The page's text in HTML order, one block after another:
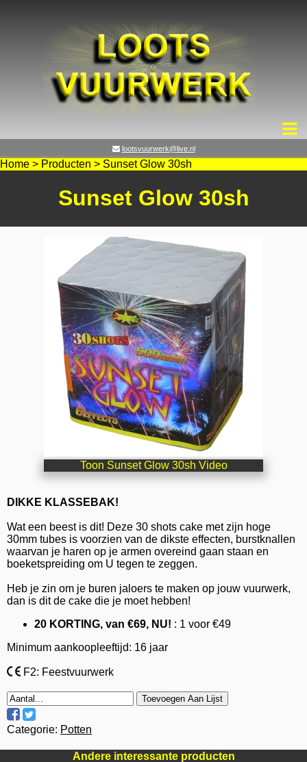
lootsvuurwerk@live.nl
Home > Producten > Sunset Glow 30sh
Sunset Glow 30sh
Toon Sunset Glow 30sh Video
DIKKE KLASSEBAK!
Wat een beest is dit! Deze 30 shots cake met zijn hoge
30mm tubes is voorzien van de dikste effecten, burstknallen
waarvan je haren op je armen overeind gaan staan en
boeketspreiding om U tegen te zeggen.
Heb je zin om je buren jaloers te maken op jouw vuurwerk,
dan is dit de cake die je moet hebben!
20 KORTING, van €69, NU! : 1 voor €49
Minimum aankoopleeftijd: 16 jaar
F2: Feestvuurwerk
Toevoegen Aan Lijst
Categorie: Potten
Andere interessante producten